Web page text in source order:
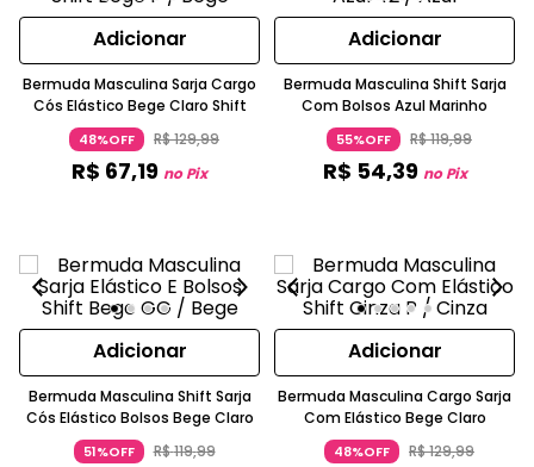
Adicionar
Bermuda Masculina Sarja Cargo
Cós Elástico Bege Claro Shift
48%OFF R$129,99
R$ 67,19 no Pix
Adicionar
Bermuda Masculina Shift Sarja
Com Bolsos Azul Marinho
55%OFF R$119,99
R$ 54,39 no Pix
Adicionar
Bermuda Masculina Shift Sarja
Cós Elástico Bolsos Bege Claro
51%OFF R$119,99
Adicionar
Bermuda Masculina Cargo Sarja
Com Elástico Bege Claro
48%OFF R$129,99